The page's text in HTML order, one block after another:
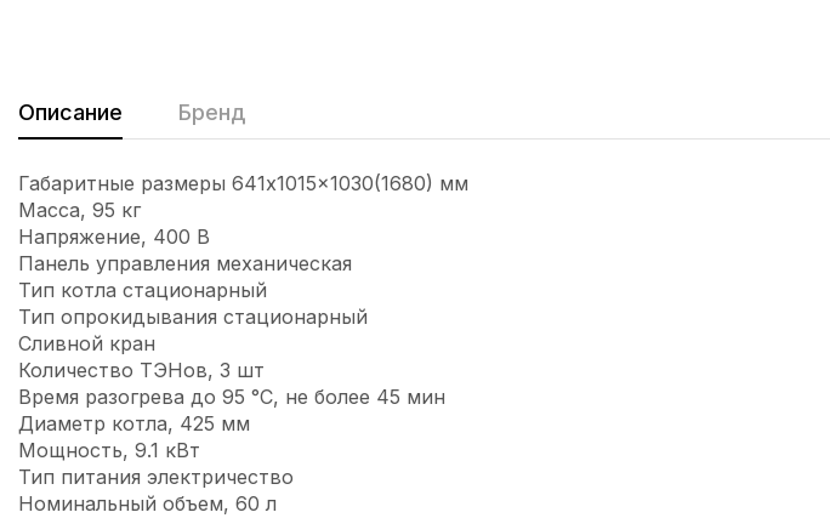
Описание Бренд
Габаритные размеры 641x1015x1030(1680) мм
Масса, 95 кг
Напряжение, 400 В
Панель управления механическая
Тип котла стационарный
Тип опрокидывания стационарный
Сливной кран
Количество ТЭНов, 3 шт
Время разогрева до 95 °C, не более 45 мин
Диаметр котла, 425 мм
Мощность, 9.1 кВт
Тип питания электричество
Номинальный объем, 60 л